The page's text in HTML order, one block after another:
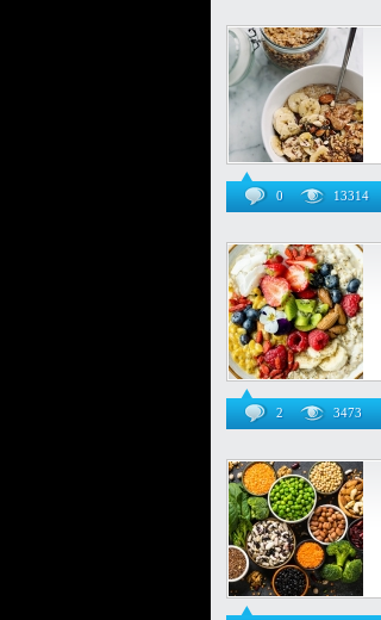
0 13314
2 3473